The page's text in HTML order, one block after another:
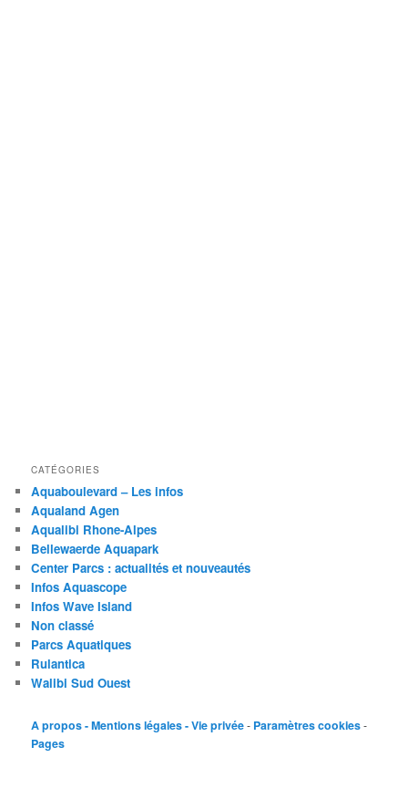
CATÉGORIES
Aquaboulevard – Les infos
Aqualand Agen
Aqualibi Rhone-Alpes
Bellewaerde Aquapark
Center Parcs : actualités et nouveautés
Infos Aquascope
Infos Wave Island
Non classé
Parcs Aquatiques
Rulantica
Walibi Sud Ouest
A propos - Mentions légales - Vie privée- Paramètres cookies-
Pages